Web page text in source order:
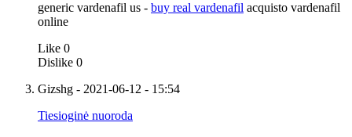
generic vardenafil us - buy real vardenafil acquisto vardenafil
online
Like 0
Dislike 0
Gizshg - 2021-06-12 - 15:54
Tiesioginė nuoroda